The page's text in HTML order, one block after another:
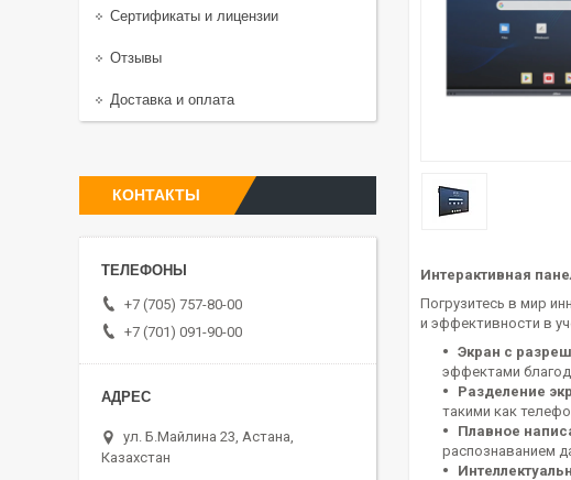
Интерактивная
Погрузитесь в мир
и эффективности в
Экран с
эффектами
Разделение
такими как
Плавное
распознаванием
Сертификаты и лицензии
Отзывы
Доставка и оплата
КОНТАКТЫ
+7 (705) 757-80-00
+7 (701) 091-90-00
ул. Б.Майлина 23, Астана,
Казахстан